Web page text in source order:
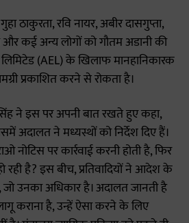
ठाकुरता, रवि नायर, अबीर दासगुप्ता,
कई अन्य लोगों को गौतम अडानी की
(AEL) के खिलाफ मानहानिकारक
प्रकाशित करने से रोकता है।
ने इस पर अपनी बात रखते हुए कहा,
अदालत ने मध्यस्थों को निर्देश दिए हैं।
पर कार्रवाई करनी होती है, फिर
रही है? इस बीच, प्रतिवादियों ने आदेश के
उनका अधिकार है। अदालत जानती है
कराना है, उन्हें ऐसा करने के लिए